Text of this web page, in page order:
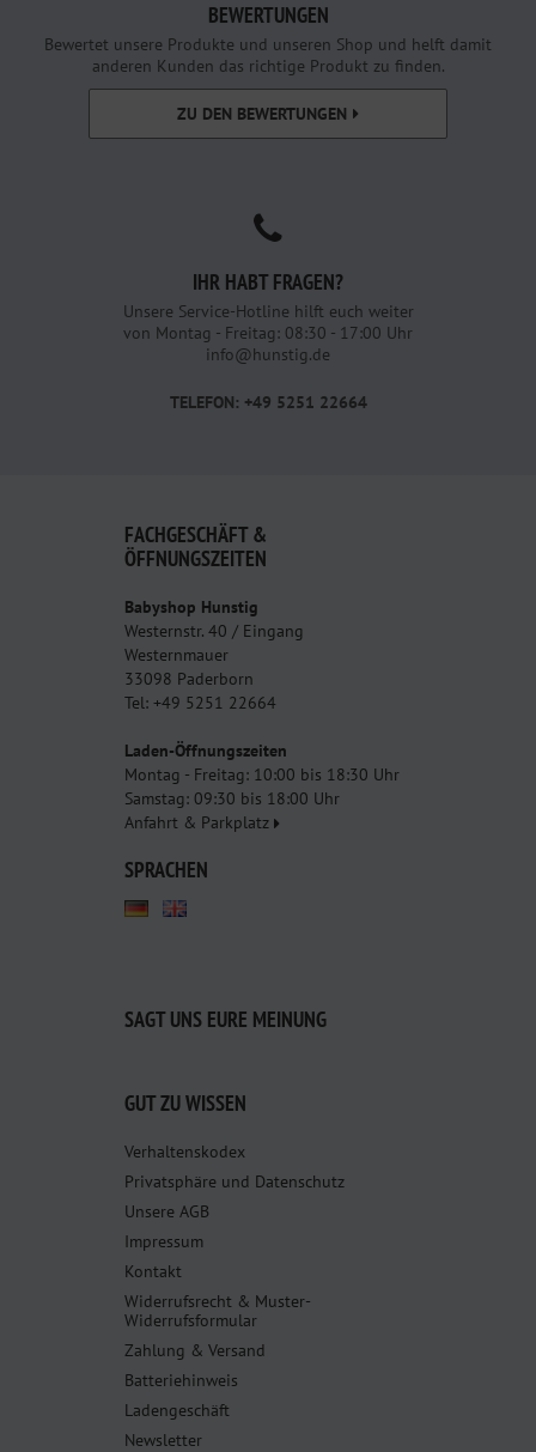
BEWERTUNGEN
Bewertet unsere Produkte und unseren Shop und helft damit
anderen Kunden das richtige Produkt zu finden.
ZU DEN BEWERTUNGEN
IHR HABT FRAGEN?
Unsere Service-Hotline hilft euch weiter
von Montag - Freitag: 08:30 - 17:00 Uhr
info@hunstig.de
TELEFON: +49 5251 22664
FACHGESCHÄFT &
ÖFFNUNGSZEITEN
Babyshop Hunstig
Westernstr. 40 / Eingang
Westernmauer
33098 Paderborn
Tel: +49 5251 22664
Laden-Öffnungszeiten
Montag - Freitag: 10:00 bis 18:30 Uhr
Samstag: 09:30 bis 18:00 Uhr
Anfahrt & Parkplatz
SPRACHEN
SAGT UNS EURE MEINUNG
GUT ZU WISSEN
Verhaltenskodex
Privatsphäre und Datenschutz
Unsere AGB
Impressum
Kontakt
Widerrufsrecht & Muster-
Widerrufsformular
Zahlung & Versand
Batteriehinweis
Ladengeschäft
Newsletter